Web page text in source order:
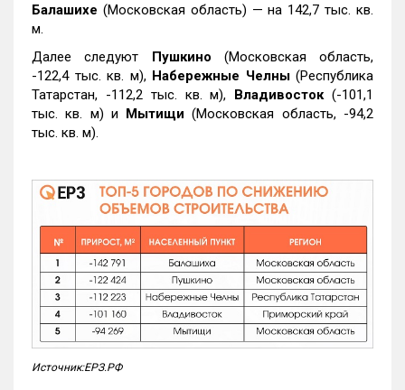
Балашихе (Московская область) — на 142,7 тыс. кв.
м.
Далее следуют Пушкино (Московская область,
-122,4 тыс. кв. м), Набережные Челны(Республика
Татарстан, -112,2 тыс. кв. м), Владивосток(-101,1
тыс. кв. м) и Мытищи (Московская область, -94,2
тыс. кв. м).
Источник:ЕРЗ.РФ